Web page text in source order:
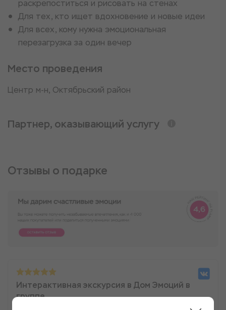
раскрепоститься и рисовать на стенах
Для тех, кто ищет вдохновение и новые идеи
Для всех, кому нужна эмоциональная
перезагрузка за один вечер
Место проведения
​Центр м-н, Октябрьский район
Партнер, оказывающий услугу
Отзывы о подарке
Интерактивная экскурсия в Дом Эмоций в
группе